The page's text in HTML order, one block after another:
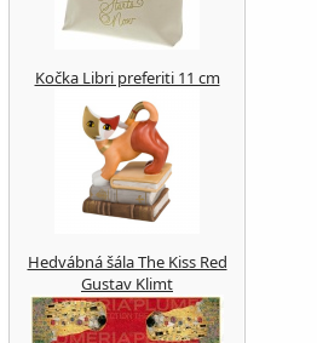
Kočka Libri preferiti 11 cm
Hedvábná šála The Kiss Red
Gustav Klimt